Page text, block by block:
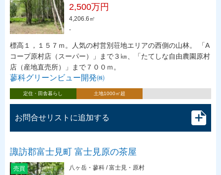
2,500万円
4,206.6㎡
-
標高１，１５７ｍ。人気の村営別荘地エリアの西側の山林。 「A
コープ原村店（スーパー）」まで３㎞、「たてしな自由農園原村
店（産地直売所）」まで７００ｍ。
蓼科グリーンビュー開発㈱
定住・田舎暮らし 土地1000㎡超
お問合せリストに追加する
諏訪郡富士見町 富士見原の茶屋
売買 八ヶ岳・蓼科 / 富士見・原村